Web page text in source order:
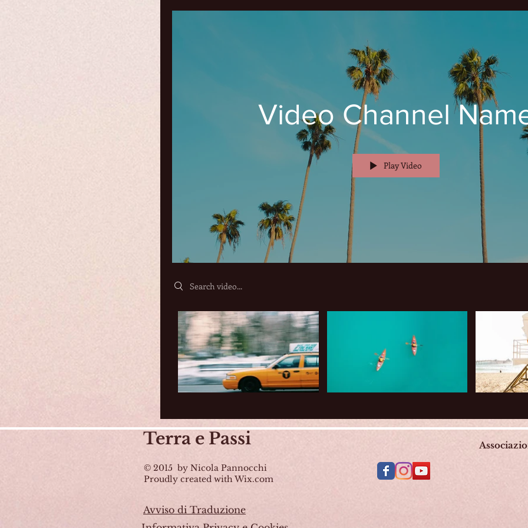
Video Channel
Play Video
Search videos
Terra e Passi
© 2015 by Nicola Pannocchi
Proudly created with Wix.com
Avviso di Traduzione